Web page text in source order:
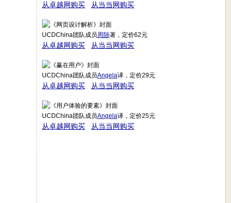
从卓越网购买 从当当网购买
UCDChina团队成员周陟著，定价62元
从卓越网购买 从当当网购买
UCDChina团队成员Angela译，定价29元
从卓越网购买 从当当网购买
UCDChina团队成员Angela译，定价25元
从卓越网购买 从当当网购买